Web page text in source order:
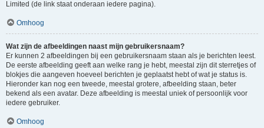
Limited (de link staat onderaan iedere pagina).
Omhoog
Wat zijn de afbeeldingen naast mijn gebruikersnaam?
Er kunnen 2 afbeeldingen bij een gebruikersnaam staan als je berichten leest.
De eerste afbeelding geeft aan welke rang je hebt, meestal zijn dit sterretjes of
blokjes die aangeven hoeveel berichten je geplaatst hebt of wat je status is.
Hieronder kan nog een tweede, meestal grotere, afbeelding staan, beter
bekend als een avatar. Deze afbeelding is meestal uniek of persoonlijk voor
iedere gebruiker.
Omhoog